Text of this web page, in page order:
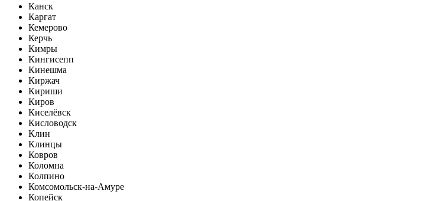
Канск
Каргат
Кемерово
Керчь
Кимры
Кингисепп
Кинешма
Киржач
Кириши
Киров
Киселёвск
Кисловодск
Клин
Клинцы
Ковров
Коломна
Колпино
Комсомольск-на-Амуре
Копейск